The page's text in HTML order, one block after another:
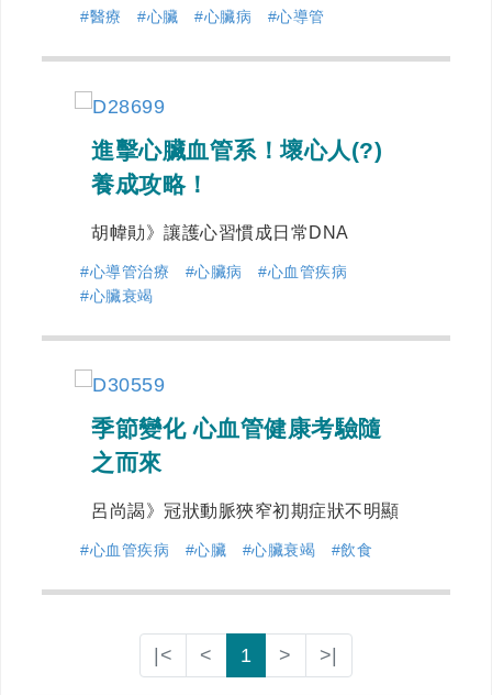
#醫療 #心臟 #心臟病 #心導管
進擊心臟血管系！壞心人(?)
養成攻略！
胡幃勛》讓護心習慣成日常DNA
#心導管治療 #心臟病
#心血管疾病
#心臟衰竭
季節變化 心血管健康考驗隨
之而來
呂尚謁》冠狀動脈狹窄初期症狀不明顯
#心血管疾病 #心臟 #心臟衰竭 #飲食
|< < 1 > >|